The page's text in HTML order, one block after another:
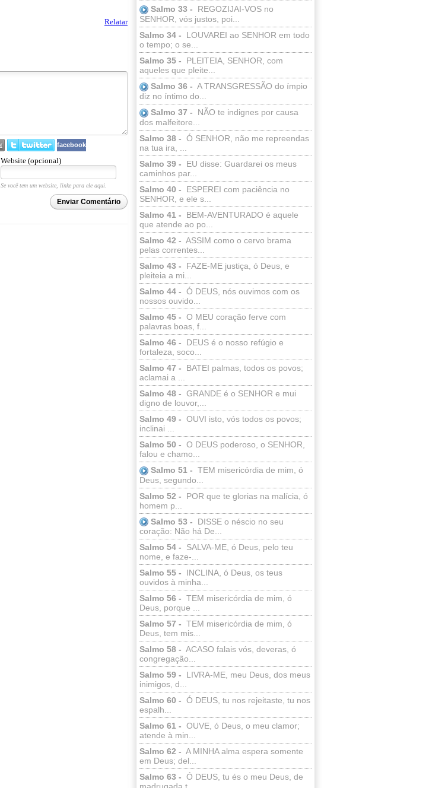
Salmo 33 -
REGOZIJAI-VOS no
SENHOR, vós justos, poi...
Salmo 34 -
LOUVAREI ao SENHOR em todo
o tempo; o se...
Salmo 35 -
PLEITEIA, SENHOR, com
aqueles que pleite...
Salmo 36 - A TRANSGRESSÃO do ímpio
diz no íntimo do...
Salmo 37 -
NÃO te indignes por causa
dos malfeitore...
Salmo 38 - Ó SENHOR, não me repreendas
na tua ira, ...
Salmo 39 -
EU disse: Guardarei os meus
caminhos par...
Salmo 40 -
ESPEREI com paciência no
SENHOR, e ele s...
Salmo 41 -
BEM-AVENTURADO é aquele
que atende ao po...
Salmo 42 - ASSIM como o cervo brama
pelas correntes...
Salmo 43 -
FAZE-ME justiça, ó Deus, e
pleiteia a mi...
Salmo 44 - Ó DEUS, nós ouvimos com os
nossos ouvido...
Salmo 45 - O MEU coração ferve com
palavras boas, f...
Salmo 46 -
DEUS é o nosso refúgio e
fortaleza, soco...
Salmo 47 -
BATEI palmas, todos os povos;
aclamai a ...
Salmo 48 - GRANDE é o SENHOR e mui
digno de louvor,...
Salmo 49 - OUVI isto, vós todos os povos;
inclinai ...
Salmo 50 - O DEUS poderoso, o SENHOR,
falou e chamo...
Salmo 51 - TEM misericórdia de mim, ó
Deus, segundo...
Salmo 52 -
POR que te glorias na malícia, ó
homem p...
Salmo 53 -
DISSE o néscio no seu
coração: Não há De...
Salmo 54 -
SALVA-ME, ó Deus, pelo teu
nome, e faze-...
Salmo 55 -
INCLINA, ó Deus, os teus
ouvidos à minha...
Salmo 56 - TEM misericórdia de mim, ó
Deus, porque ...
Salmo 57 - TEM misericórdia de mim, ó
Deus, tem mis...
Salmo 58 - ACASO falais vós, deveras, ó
congregação...
Salmo 59 -
LIVRA-ME, meu Deus, dos meus
inimigos, d...
Salmo 60 - Ó DEUS, tu nos rejeitaste, tu nos
espalh...
Salmo 61 - OUVE, ó Deus, o meu clamor;
atende à min...
Salmo 62 - A MINHA alma espera somente
em Deus; del...
Salmo 63 - Ó DEUS, tu és o meu Deus, de
Relatar
facebook
Website (opcional)
Se você tem um website, linke para ele aqui.
Enviar Comentário